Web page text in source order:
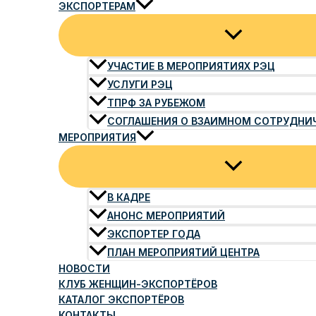
ЭКСПОРТЕРАМ
УЧАСТИЕ В МЕРОПРИЯТИЯХ РЭЦ
УСЛУГИ РЭЦ
ТПРФ ЗА РУБЕЖОМ
СОГЛАШЕНИЯ О ВЗАИМНОМ
МЕРОПРИЯТИЯ
В КАДРЕ
АНОНС МЕРОПРИЯТИЙ
ЭКСПОРТЕР ГОДА
ПЛАН МЕРОПРИЯТИЙ ЦЕНТРА
НОВОСТИ
КЛУБ ЖЕНЩИН-ЭКСПОРТЁРОВ
КАТАЛОГ ЭКСПОРТЁРОВ